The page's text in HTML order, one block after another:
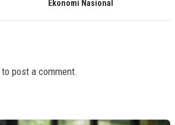
Ekonomi Nasional
to post a comment.